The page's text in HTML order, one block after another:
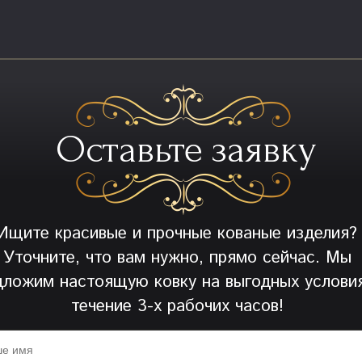
Оставьте заявку
красивые и прочные кованые изделия?
Уточните, что вам нужно, прямо сейчас. Мы
настоящую ковку на выгодных
течение 3-х рабочих часов!